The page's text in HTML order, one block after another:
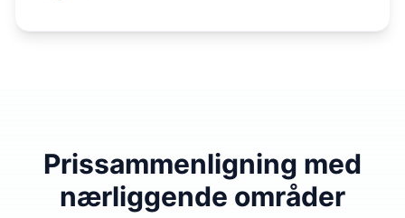
Prissammenligning med
nærliggende områder